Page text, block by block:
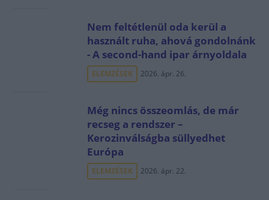
Nem feltétlenül oda kerül a
használt ruha, ahová gondolnánk
- A second-hand ipar árnyoldala
ELEMZÉSEK 2026. ápr. 26.
Még nincs összeomlás, de már
recseg a rendszer –
Kerozinválságba süllyedhet
Európa
ELEMZÉSEK 2026. ápr. 22.